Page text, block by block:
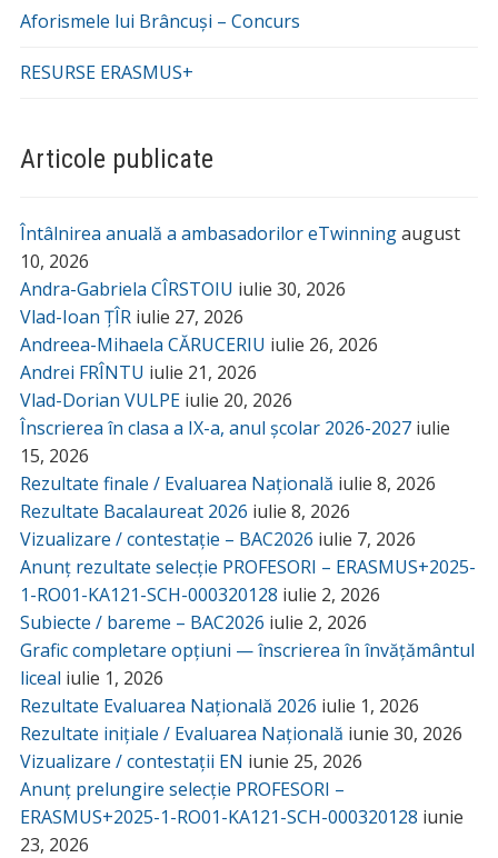
Aforismele lui Brâncuși – Concurs
RESURSE ERASMUS+
Articole publicate
Întâlnirea anuală a ambasadorilor eTwinningaugust
10, 2026
Andra-Gabriela CÎRSTOIU iulie 30, 2026
Vlad-Ioan ȚÎR iulie 27, 2026
Andreea-Mihaela CĂRUCERIU iulie 26, 2026
Andrei FRÎNTU iulie 21, 2026
Vlad-Dorian VULPE iulie 20, 2026
Înscrierea în clasa a IX-a, anul școlar 2026-2027 iulie
15, 2026
Rezultate finale / Evaluarea Națională iulie 8, 2026
Rezultate Bacalaureat 2026 iulie 8, 2026
Vizualizare / contestație – BAC2026 iulie 7, 2026
Anunț rezultate selecție PROFESORI – ERASMUS+2025-
1-RO01-KA121-SCH-000320128 iulie 2, 2026
Subiecte / bareme – BAC2026 iulie 2, 2026
Grafic completare opțiuni — înscrierea în învățământul
liceal iulie 1, 2026
Rezultate Evaluarea Națională 2026 iulie 1, 2026
Rezultate inițiale / Evaluarea Națională iunie 30, 2026
Vizualizare / contestații EN iunie 25, 2026
Anunț prelungire selecție PROFESORI –
ERASMUS+2025-1-RO01-KA121-SCH-000320128 iunie
23, 2026